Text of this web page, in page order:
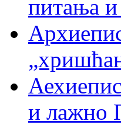
питања
и лажно